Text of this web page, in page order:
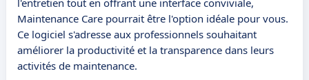
l'entretien tout en offrant une interface conviviale,
Maintenance Care pourrait être l'option idéale pour vous.
Ce logiciel s'adresse aux professionnels souhaitant
améliorer la productivité et la transparence dans leurs
activités de maintenance.